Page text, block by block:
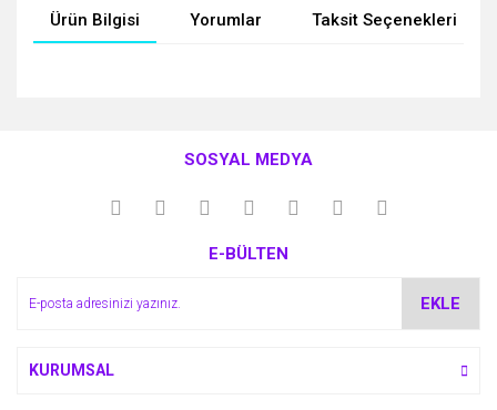
Ürün Bilgisi Yorumlar Taksit Seçenekleri
kullanarak tarafımıza iletebilirsiniz.
Görüş ve önerileriniz için teşekkür ederiz.
Ürün açıklamasında eksik bilgiler bulunuyor.
SOSYAL MEDYA
E-BÜLTEN
EKLE
KURUMSAL